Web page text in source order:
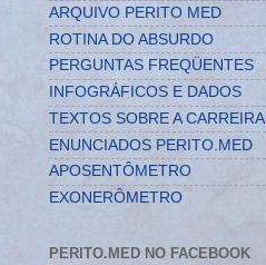
ARQUIVO PERITO MED
ROTINA DO ABSURDO
PERGUNTAS FREQÜENTES
INFOGRÁFICOS E DADOS
TEXTOS SOBRE A CARREIRA
ENUNCIADOS PERITO.MED
APOSENTÔMETRO
EXONERÔMETRO
PERITO.MED NO FACEBOOK